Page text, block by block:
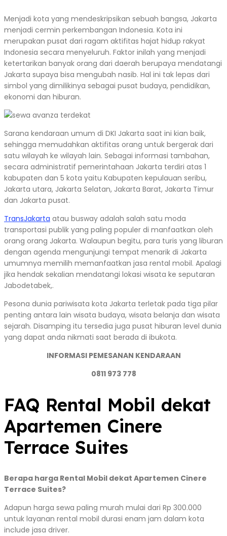
Menjadi kota yang mendeskripsikan sebuah bangsa, Jakarta
menjadi cermin perkembangan Indonesia. Kota ini
merupakan pusat dari ragam aktifitas hajat hidup rakyat
Indonesia secara menyeluruh. Faktor inilah yang menjadi
ketertarikan banyak orang dari daerah berupaya mendatangi
Jakarta supaya bisa mengubah nasib. Hal ini tak lepas dari
simbol yang dimilikinya sebagai pusat budaya, pendidikan,
ekonomi dan hiburan.
Sarana kendaraan umum di DKI Jakarta saat ini kian baik,
sehingga memudahkan aktifitas orang untuk bergerak dari
satu wilayah ke wilayah lain. Sebagai informasi tambahan,
secara administratif pemerintahaan Jakarta terdiri atas 1
kabupaten dan 5 kota yaitu Kabupaten kepulauan seribu,
Jakarta utara, Jakarta Selatan, Jakarta Barat, Jakarta Timur
dan Jakarta pusat.
TransJakarta atau busway adalah salah satu moda
transportasi publik yang paling populer di manfaatkan oleh
orang orang Jakarta. Walaupun begitu, para turis yang liburan
dengan agenda mengunjungi tempat menarik di Jakarta
umumnya memilih memanfaatkan jasa rental mobil. Apalagi
jika hendak sekalian mendatangi lokasi wisata ke seputaran
Jabodetabek,.
Pesona dunia pariwisata kota Jakarta terletak pada tiga pilar
penting antara lain wisata budaya, wisata belanja dan wisata
sejarah. Disamping itu tersedia juga pusat hiburan level dunia
yang dapat anda nikmati saat berada di ibukota.
INFORMASI PEMESANAN KENDARAAN
0811 973 778
FAQ Rental Mobil dekat
Apartemen Cinere
Terrace Suites
Berapa harga Rental Mobil dekat Apartemen Cinere
Terrace Suites?
Adapun harga sewa paling murah mulai dari Rp 300.000
untuk layanan rental mobil durasi enam jam dalam kota
include jasa driver.